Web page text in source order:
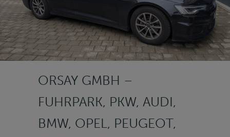
ORSAY GMBH –
FUHRPARK, PKW, AUDI,
BMW, OPEL, PEUGEOT,